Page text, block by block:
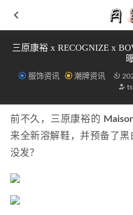
三原康裕 x RECOGNIZE x
服饰资讯 潮牌资讯
前不久，三原康裕的
来全新溶解鞋，并预备了
没发？
携手刘胜瑛，看曼品质内衣